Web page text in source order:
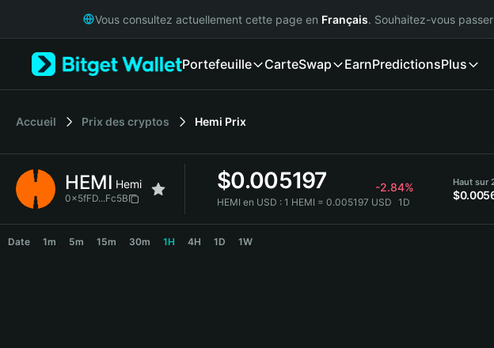
Русский
Italiano
简体中文
繁體中文
Bahasa Indonesia
Vous consultez actuellement cette page en Français. Souhaitez-vous
Portefeuille CarteSwap EarnPredictionsPlus
Accueil Prix des cryptos Hemi Prix
HEMI Hemi
0x5fFD...Fc5B
$0.005197 -2.84%
HEMI en USD : 1 HEMI = 0.005197 USD 1D
Haut sur
Date 1m 5m 15m 30m 1H 4H 1D 1W